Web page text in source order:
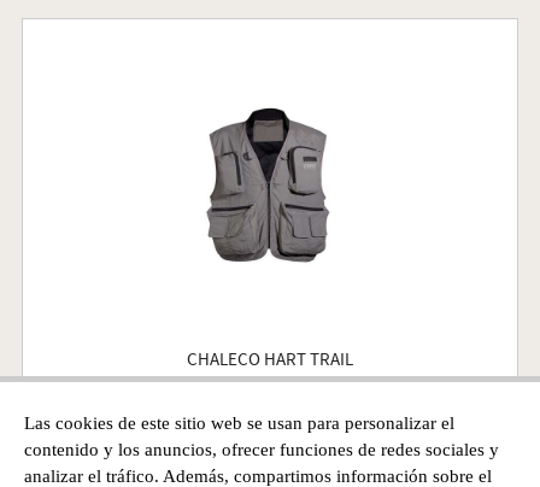
Las cookies de este sitio web se usan para personalizar el
contenido y los anuncios, ofrecer funciones de redes sociales y
analizar el tráfico. Además, compartimos información sobre el
CHALECO HART TRAIL
Precio desde
39,95€